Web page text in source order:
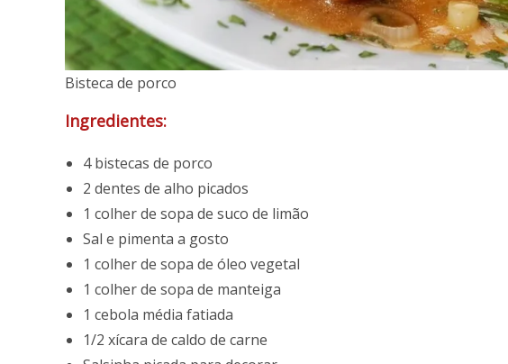
Bisteca de porco
Ingredientes:
4 bistecas de porco
2 dentes de alho picados
1 colher de sopa de suco de limão
Sal e pimenta a gosto
1 colher de sopa de óleo vegetal
1 colher de sopa de manteiga
1 cebola média fatiada
1/2 xícara de caldo de carne